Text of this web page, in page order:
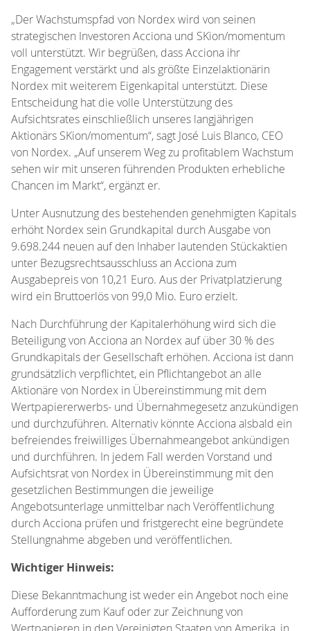
„Der Wachstumspfad von Nordex wird von seinen
strategischen Investoren Acciona und SKion/momentum
voll unterstützt. Wir begrüßen, dass Acciona ihr
Engagement verstärkt und als größte Einzelaktionärin
Nordex mit weiterem Eigenkapital unterstützt. Diese
Entscheidung hat die volle Unterstützung des
Aufsichtsrates einschließlich unseres langjährigen
Aktionärs SKion/momentum“, sagt José Luis Blanco, CEO
von Nordex. „Auf unserem Weg zu profitablem Wachstum
sehen wir mit unseren führenden Produkten erhebliche
Chancen im Markt“, ergänzt er.
Unter Ausnutzung des bestehenden genehmigten Kapitals
erhöht Nordex sein Grundkapital durch Ausgabe von
9.698.244 neuen auf den Inhaber lautenden Stückaktien
unter Bezugsrechtsausschluss an Acciona zum
Ausgabepreis von 10,21 Euro. Aus der Privatplatzierung
wird ein Bruttoerlös von 99,0 Mio. Euro erzielt.
Nach Durchführung der Kapitalerhöhung wird sich die
Beteiligung von Acciona an Nordex auf über 30 % des
Grundkapitals der Gesellschaft erhöhen. Acciona ist dann
grundsätzlich verpflichtet, ein Pflichtangebot an alle
Aktionäre von Nordex in Übereinstimmung mit dem
Wertpapiererwerbs- und Übernahmegesetz anzukündigen
und durchzuführen. Alternativ könnte Acciona alsbald ein
befreiendes freiwilliges Übernahmeangebot ankündigen
und durchführen. In jedem Fall werden Vorstand und
Aufsichtsrat von Nordex in Übereinstimmung mit den
gesetzlichen Bestimmungen die jeweilige
Angebotsunterlage unmittelbar nach Veröffentlichung
durch Acciona prüfen und fristgerecht eine begründete
Stellungnahme abgeben und veröffentlichen.
Wichtiger Hinweis:
Diese Bekanntmachung ist weder ein Angebot noch eine
Aufforderung zum Kauf oder zur Zeichnung von